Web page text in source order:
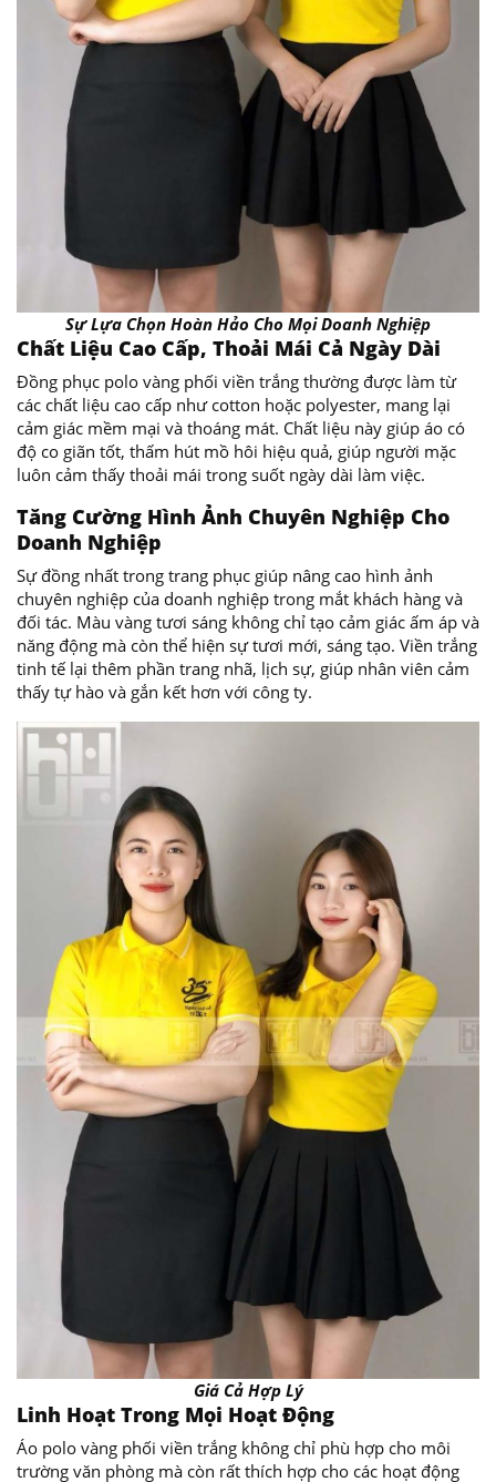
Sự Lựa Chọn Hoàn Hảo Cho Mọi Doanh Nghiệp
Chất Liệu Cao Cấp, Thoải Mái Cả Ngày Dài
Đồng phục polo vàng phối viền trắng thường được làm từ
các chất liệu cao cấp như cotton hoặc polyester, mang lại
cảm giác mềm mại và thoáng mát. Chất liệu này giúp áo có
độ co giãn tốt, thấm hút mồ hôi hiệu quả, giúp người mặc
luôn cảm thấy thoải mái trong suốt ngày dài làm việc.
Tăng Cường Hình Ảnh Chuyên Nghiệp Cho
Doanh Nghiệp
Sự đồng nhất trong trang phục giúp nâng cao hình ảnh
chuyên nghiệp của doanh nghiệp trong mắt khách hàng và
đối tác. Màu vàng tươi sáng không chỉ tạo cảm giác ấm áp và
năng động mà còn thể hiện sự tươi mới, sáng tạo. Viền trắng
tinh tế lại thêm phần trang nhã, lịch sự, giúp nhân viên cảm
thấy tự hào và gắn kết hơn với công ty.
Giá Cả Hợp Lý
Linh Hoạt Trong Mọi Hoạt Động
Áo polo vàng phối viền trắng không chỉ phù hợp cho môi
trường văn phòng mà còn rất thích hợp cho các hoạt động